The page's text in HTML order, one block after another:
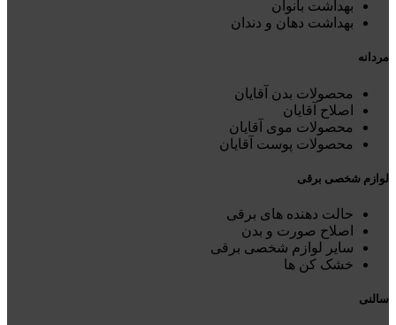
بهداشت بانوان
بهداشت دهان و دندان
مردانه
محصولات بدن آقایان
اصلاح آقایان
محصولات موی آقایان
محصولات پوست آقایان
لوازم شخصی برقی
حالت دهنده های برقی
اصلاح صورت و بدن
سایر لوازم شخصی برقی
خشک کن ها
سالنی